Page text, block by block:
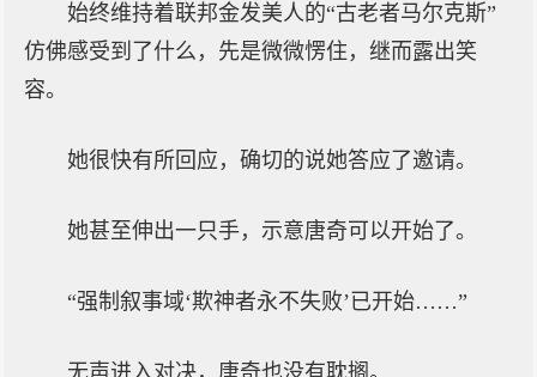
始终维持着联邦金发美人的“古老者马尔克斯”
仿佛感受到了什么，先是微微愣住，继而露出笑
容。
她很快有所回应，确切的说她答应了邀请。
她甚至伸出一只手，示意唐奇可以开始了。
“强制叙事域‘欺神者永不失败’已开始……”
无声进入对决，唐奇也没有耽搁。